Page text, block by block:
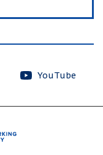
YouTube